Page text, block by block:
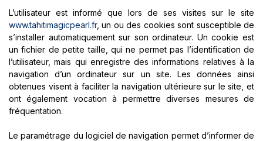
L’utilisateur est informé que lors de ses visites sur le site
www.tahitimagicpearl.fr, un ou des cookies sont susceptible de
s’installer automatiquement sur son ordinateur. Un cookie est
un fichier de petite taille, qui ne permet pas l’identification de
l’utilisateur, mais qui enregistre des informations relatives à la
navigation d’un ordinateur sur un site. Les données ainsi
obtenues visent à faciliter la navigation ultérieure sur le site, et
ont également vocation à permettre diverses mesures de
fréquentation.
Le paramétrage du logiciel de navigation permet d’informer de